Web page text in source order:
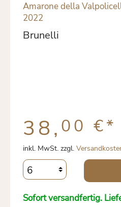
Amarone della
2022
Brunelli
38, 00 €*
inkl. MwSt. zzgl.
Sofort versandfertig.